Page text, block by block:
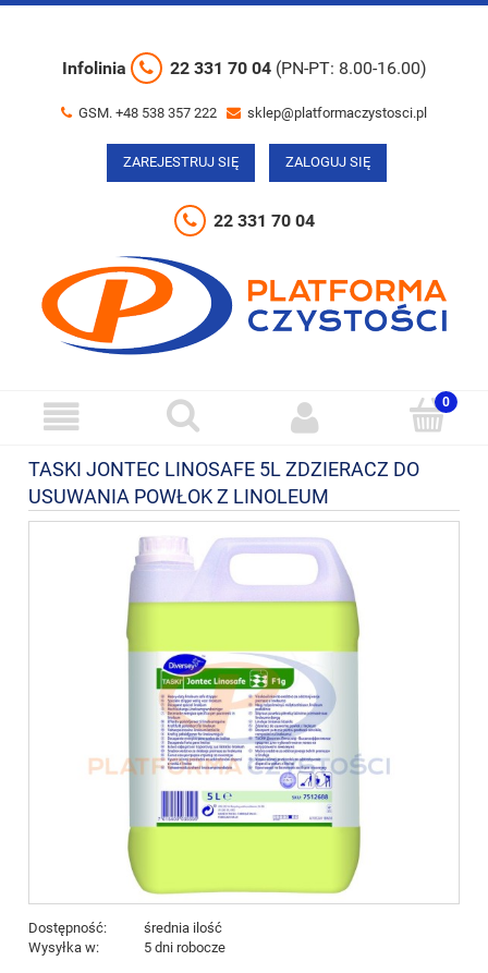
Infolinia 22 331 70 04 (PN-PT: 8.00-16.00)
GSM. +48 538 357 222 sklep@platformaczystosci.pl
ZAREJESTRUJ SIĘ ZALOGUJ SIĘ
22 331 70 04
TASKI JONTEC LINOSAFE 5L ZDZIERACZ DO
USUWANIA POWŁOK Z LINOLEUM
Dostępność:
średnia ilość
Wysyłka w:
5 dni robocze